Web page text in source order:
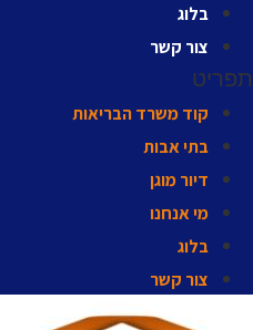
בלוג
צור קשר
תפריט
קוד משרד הבריאות
בתי אבות
דיור מוגן
מי אנחנו
בלוג
צור קשר